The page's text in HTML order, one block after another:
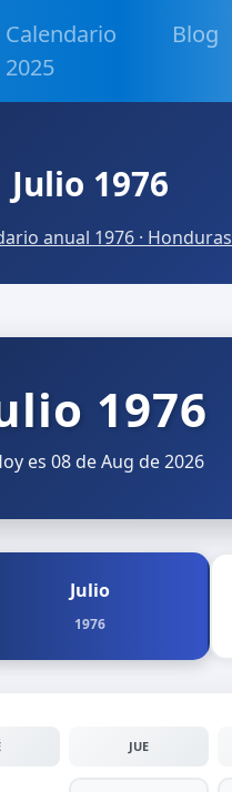
Calendario
2025
Blog
Julio 1976
anual 1976 · Honduras
1976
es 08 de Aug de 2026
Julio
1976
JUE